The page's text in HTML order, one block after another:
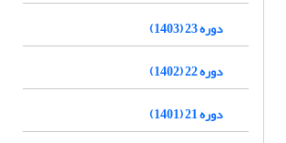
دوره 23 (1403)
دوره 22 (1402)
دوره 21 (1401)